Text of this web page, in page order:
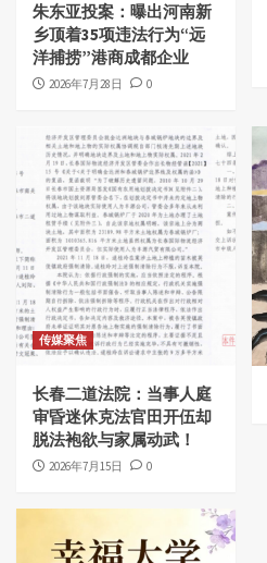
朱东亚投案：曝出河南新
乡顶着35项违法行为“远
洋捕捞”港商成都企业
2026年7月28日 0
传媒聚焦
长春二道法院：当事人庭
审昏迷休克法官田开伍却
脱法袍欲与家属动武！
2026年7月15日 0